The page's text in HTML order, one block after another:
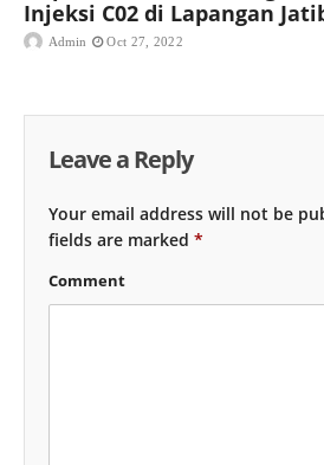
Injeksi C02 di Lapangan
Admin Oct 27, 2022
Leave a Reply
Your email address will not be
fields are marked *
Comment